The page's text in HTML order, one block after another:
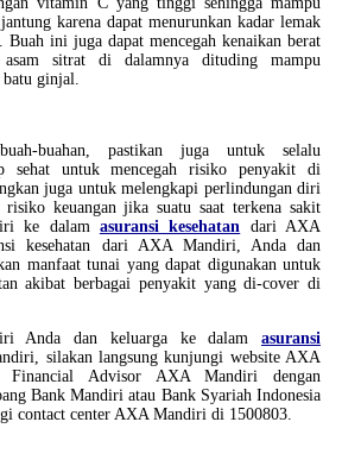
karena dapat menurunkan kadar lemak
Buah ini juga dapat mencegah kenaikan berat
asam sitrat di dalamnya dituding mampu
ginjal.
buahan, pastikan juga untuk selalu
sehat untuk mencegah risiko penyakit di
juga untuk melengkapi perlindungan diri
keuangan jika suatu saat terkena sakit
ke dalam asuransi kesehatan dari AXA
kesehatan dari AXA Mandiri, Anda dan
manfaat tunai yang dapat digunakan untuk
akibat berbagai penyakit yang di-cover di
Anda dan keluarga ke dalam asuransi
silakan langsung kunjungi website AXA
Financial Advisor AXA Mandiri dengan
Bank Mandiri atau Bank Syariah Indonesia
contact center AXA Mandiri di 1500803.